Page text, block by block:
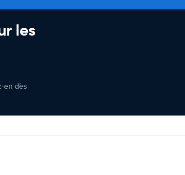
les
en dès